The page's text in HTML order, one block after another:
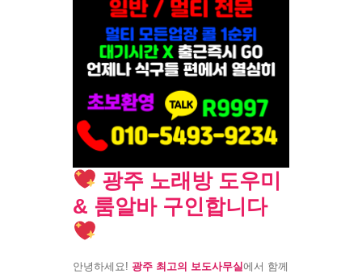
광주 노래방 도우미
& 룸알바 구인합니다
안녕하세요! 광주 최고의 보도사무실에서 함께